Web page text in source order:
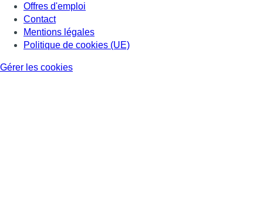
Offres d'emploi
Contact
Mentions légales
Politique de cookies (UE)
Gérer les cookies